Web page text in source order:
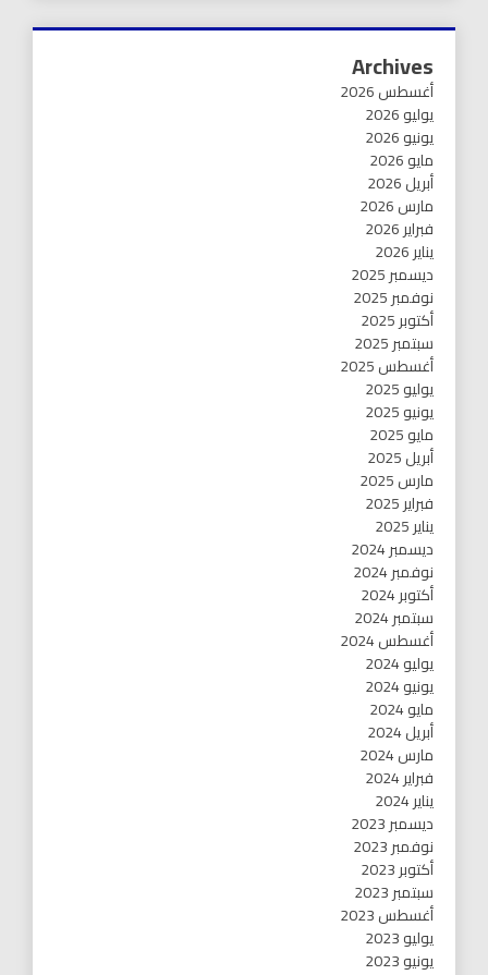
Archives
أغسطس 2026
يوليو 2026
يونيو 2026
مايو 2026
أبريل 2026
مارس 2026
فبراير 2026
يناير 2026
ديسمبر 2025
نوفمبر 2025
أكتوبر 2025
سبتمبر 2025
أغسطس 2025
يوليو 2025
يونيو 2025
مايو 2025
أبريل 2025
مارس 2025
فبراير 2025
يناير 2025
ديسمبر 2024
نوفمبر 2024
أكتوبر 2024
سبتمبر 2024
أغسطس 2024
يوليو 2024
يونيو 2024
مايو 2024
أبريل 2024
مارس 2024
فبراير 2024
يناير 2024
ديسمبر 2023
نوفمبر 2023
أكتوبر 2023
سبتمبر 2023
أغسطس 2023
يوليو 2023
يونيو 2023